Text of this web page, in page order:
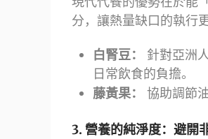
分，讓熱量缺口的執行
白腎豆：
針對亞洲
日常飲食的負擔。
藤黃果：
協助調節
3. 營養的純淨度：避開